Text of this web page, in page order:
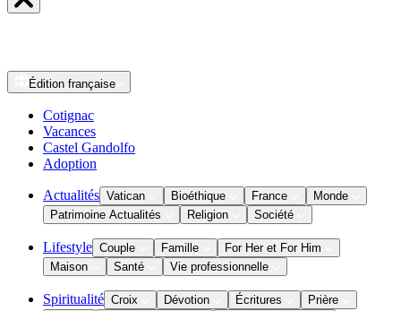
Édition française
Cotignac
Vacances
Castel Gandolfo
Adoption
Actualités Vatican Bioéthique France
Monde
Patrimoine Actualités
Religion Société
Lifestyle Couple Famille
For Her et For Him
Maison
Santé Vie professionnelle
Spiritualité Croix Dévotion Écritures
Prière